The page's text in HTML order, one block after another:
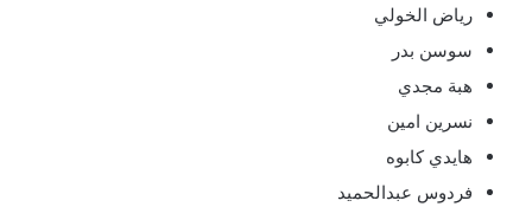
رياض الخولي
سوسن بدر
هبة مجدي
نسرين امين
هايدي كابوه
فردوس عبدالحميد